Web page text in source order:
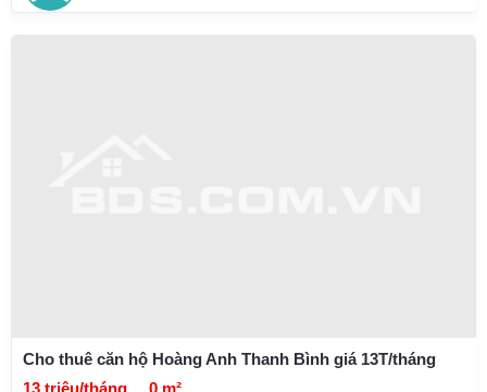
Cho thuê căn hộ Hoàng Anh Thanh Bình giá 13T/tháng